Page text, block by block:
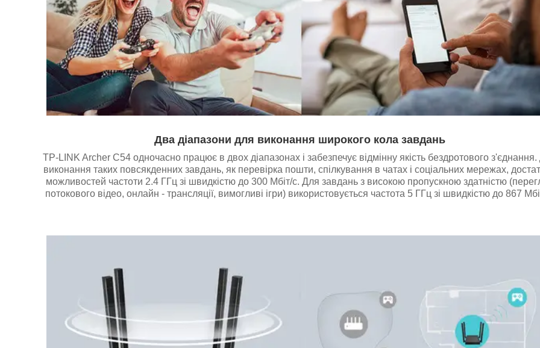
Два діапазони для виконання широкого кола завдань
TP-LINK Archer C54 одночасно працює в двох діапазонах і забезпечує відмінну якість бездротового
виконання таких повсякденних завдань, як перевірка пошти, спілкування в чатах і соціальних мережах,
можливостей частоти 2.4 ГГц зі швидкістю до 300 Мбіт/с. Для завдань з високою пропускною здатністю
потокового відео, онлайн - трансляції, вимогливі ігри) використовується частота 5 ГГц зі швидкістю до 867